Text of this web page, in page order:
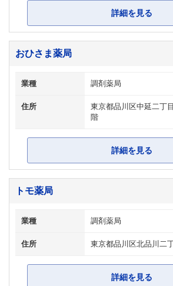
詳細を見る
おひさま薬局
業種 調剤薬局
住所
東京都品川区中延二丁
階
詳細を見る
トモ薬局
業種 調剤薬局
住所 東京都品川区北品川二
詳細を見る